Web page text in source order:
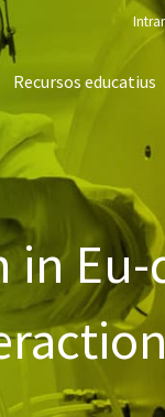
Recursos educatius
in